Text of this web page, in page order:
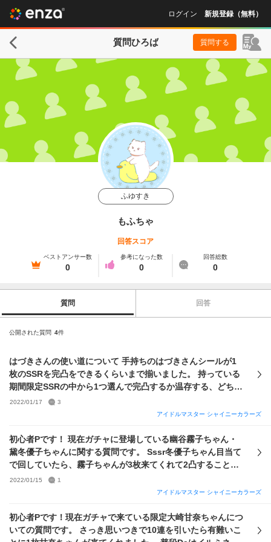
ログイン 新規登録（無料）
質問ひろば 質問する
ふゆすき
もふちゃ
回答スコア
ベストアンサー数
0
参考になった数
0
回答総数
0
質問 回答
公開された質問 4件
はづきさんの使い道について 手持ちのはづきさんシールが1
枚のSSRを完凸をできるくらいまで揃いました。 持っている
期間限定SSRの中から1つ選んで完凸するか温存する、どちら
か迷っているのですがどうすればいいでしょうか… 個人的に
1枚目の笛真乃ちゃんが強いのかな？と思うのですが、初心者
です！ グレフェスで使っているユニットは、Voトレイ、Da
ルミネ、Viトレイです。 学生なので無課金でしかプレイでき
ずどのキャラも弱いので、グレ5残留しかできていない状況で
す。 アドバイスお待ちしています。よろしくお願いしま
2022/01/17
3
アイドルマスター シャイニーカラーズ
初心者Pです！ 現在ガチャに登場している幽谷霧子ちゃん・
黛冬優子ちゃんに関する質問です。 Sssr冬優子ちゃん目当て
で回していたら、霧子ちゃんが3枚来てくれて2凸することが
できました。 280連目で冬優子ちゃんが来てくれたのであと
20連回してどちらかを1度特訓しようと思っているのですが、
うか？ グレフェスではVoトレイで戦っているものの火力が全
然足りず、ギリギリでグレ5滞在しているような状況です。
2022/01/15
1
アイドルマスター シャイニーカラーズ
初心者Pです！現在ガチャで来ている限定大崎甘奈ちゃんにつ
いての質問です。 さっき思いつきで10連を引いたら有難いこ